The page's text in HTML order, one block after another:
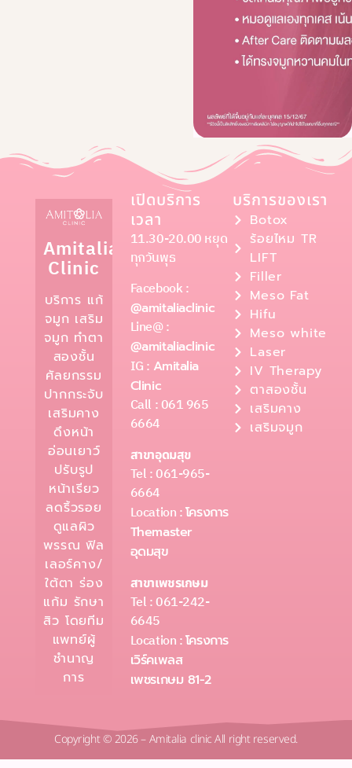
Amitalia
Clinic
บริการ แก้
จมูก เสริม
จมูก ทำตา
สองชั้น
ศัลยกรรม
ปากกระจับ
เสริมคาง
ดึงหน้า
อ่อนเยาว์
ปรับรูป
หน้าเรียว
ลดริ้วรอย
ดูแลผิว
พรรณ ฟิล
เลอร์คาง/
ใต้ตา ร่อง
แก้ม รักษา
สิว โดยทีม
แพทย์ผู้
ชำนาญ
การ
เปิดบริการ
เวลา
11.30-20.00 หยุด
ทุกวันพุธ
Facebook :
@amitaliaclinic
Line@ :
@amitaliaclinic
IG : Amitalia
Clinic
Call : 061 965
6664
สาขาอุดมสุข
Tel : 061-965-
6664
Location :โครงการ
Themaster
อุดมสุข
สาขาเพชรเกษม
Tel : 061-242-
6645
Location :โครงการ
เวิร์คเพลส
เพชรเกษม 81-2
บริการของเรา
Botox
ร้อยไหม TR
LIFT
Filler
Meso Fat
Hifu
Meso white
Laser
IV Therapy
ตาสองชั้น
เสริมคาง
เสริมจมูก
Copyright © 2026 – Amitalia clinic All right reserved.